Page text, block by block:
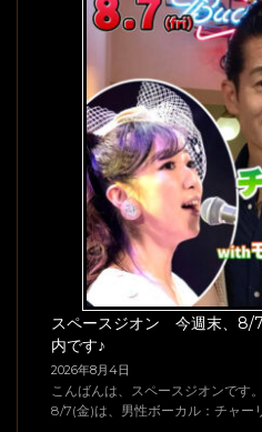
スペースジオン 今週末、8/
内です♪
2026年8月4日
こんばんは、スペースジオンです
8/7(金)は、男性ボーカル：チャー